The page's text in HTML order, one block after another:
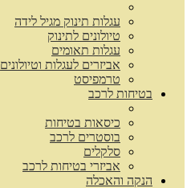
עגלות תינוק מגיל לידה
טיולונים לתינוק
עגלות תאומים
אביזרים לעגלות וטיולונים
טרמפיסט
בטיחות לרכב
כיסאות בטיחות
בוסטרים לרכב
סלקלים
אביזרי בטיחות לרכב
הנקה והאכלה